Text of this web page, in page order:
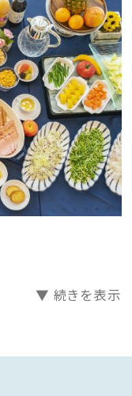
です。
外無料！！
いただけます。
（1回あたり）
だけます。
ル13時からの営
プールご利用は
▼ 続きを表示